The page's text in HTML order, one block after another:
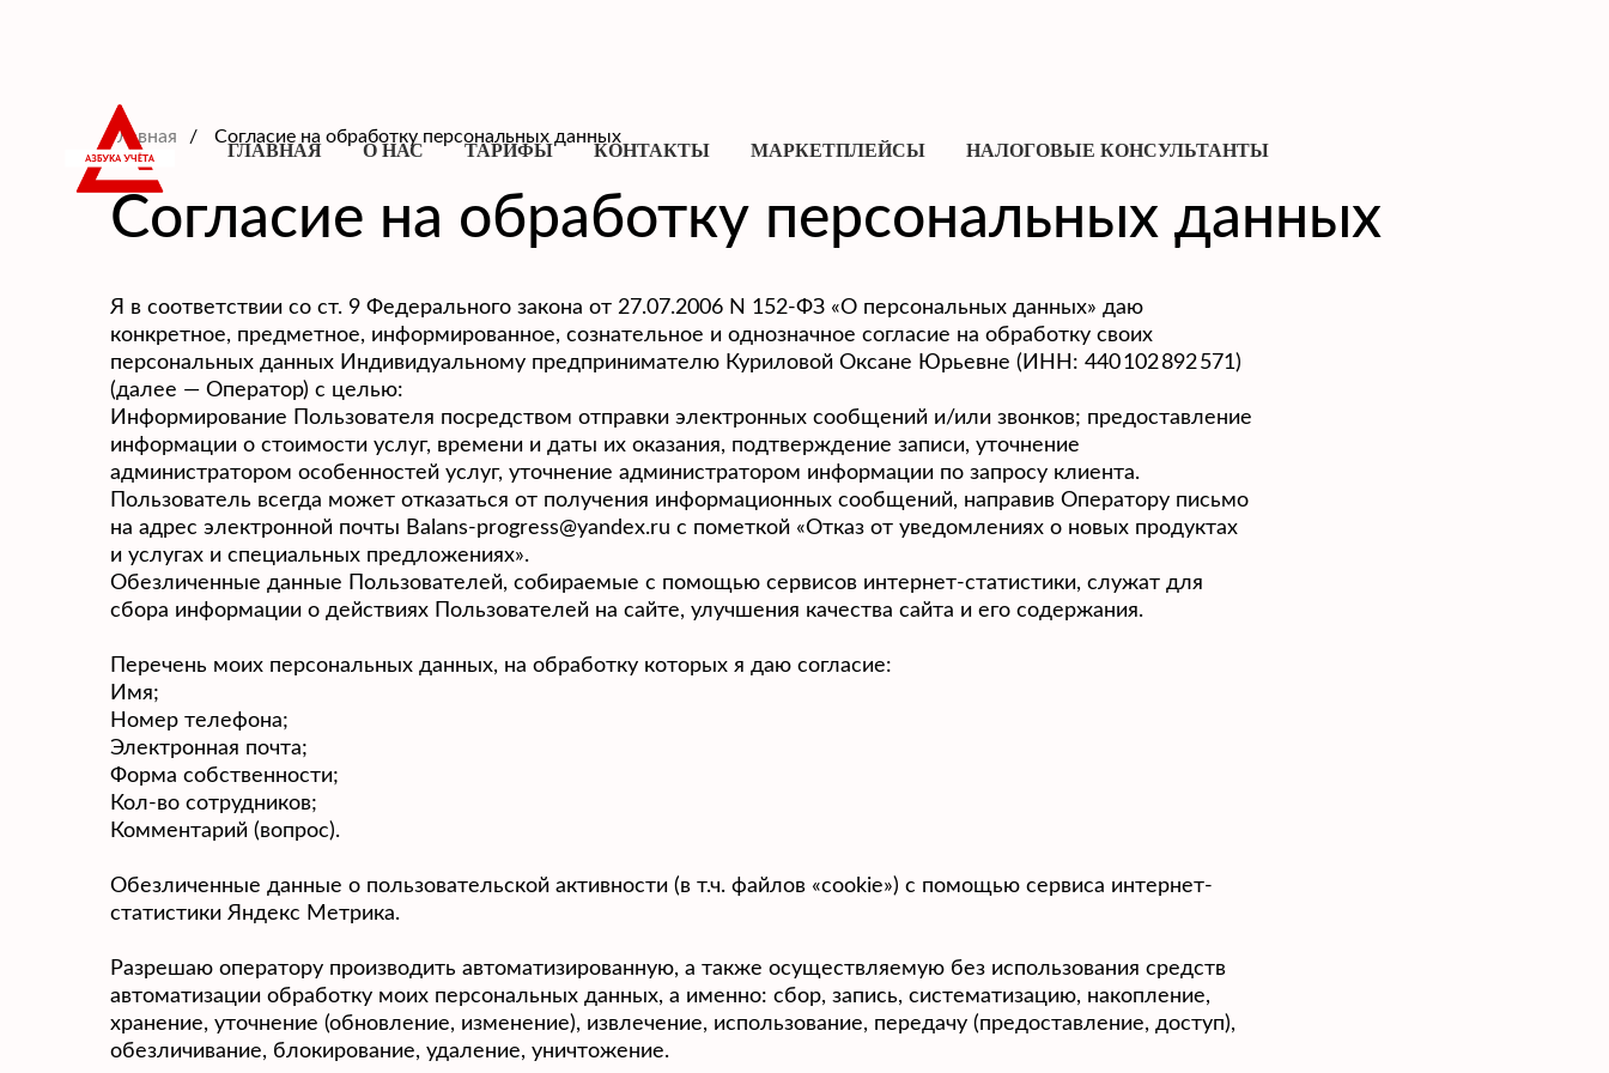
ГЛАВНАЯ О НАС ТАРИФЫ КОНТАКТЫ МАРКЕТПЛЕЙСЫ НАЛОГОВЫЕ КОНСУЛЬТАНТЫ
Главная / Согласие на обработку персональных данных
Согласие на обработку персональных данных
Я в соответствии со ст. 9 Федерального закона от 27.07.2006 N 152-ФЗ «О персональных данных» даю
конкретное, предметное, информированное, сознательное и однозначное согласие на обработку своих
персональных данных Индивидуальному предпринимателю Куриловой Оксане Юрьевне (ИНН: 440 102 892 571)
(далее — Оператор) с целью:
Информирование Пользователя посредством отправки электронных сообщений и/или звонков; предоставление
информации о стоимости услуг, времени и даты их оказания, подтверждение записи, уточнение
администратором особенностей услуг, уточнение администратором информации по запросу клиента.
Пользователь всегда может отказаться от получения информационных сообщений, направив Оператору письмо
на адрес электронной почты Balans-progress@yandex.ru с пометкой «Отказ от уведомлениях о новых продуктах
и услугах и специальных предложениях».
Обезличенные данные Пользователей, собираемые с помощью сервисов интернет-статистики, служат для
сбора информации о действиях Пользователей на сайте, улучшения качества сайта и его содержания.
Перечень моих персональных данных, на обработку которых я даю согласие:
Имя;
Номер телефона;
Электронная почта;
Форма собственности;
Кол-во сотрудников;
Комментарий (вопрос).
Обезличенные данные о пользовательской активности (в т.ч. файлов «cookie») с помощью сервиса интернет-
статистики Яндекс Метрика.
Разрешаю оператору производить автоматизированную, а также осуществляемую без использования средств
автоматизации обработку моих персональных данных, а именно: сбор, запись, систематизацию, накопление,
хранение, уточнение (обновление, изменение), извлечение, использование, передачу (предоставление, доступ),
обезличивание, блокирование, удаление, уничтожение.